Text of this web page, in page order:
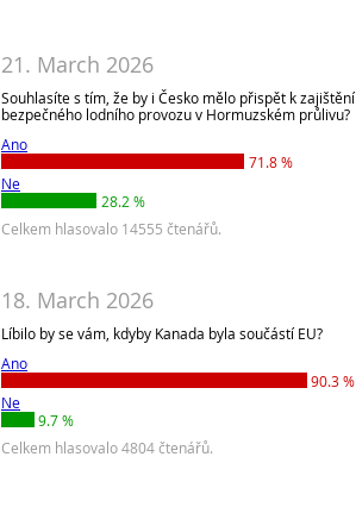
21. March 2026
Souhlasíte s tím, že by i Česko mělo přispět k zajištění
bezpečného lodního provozu v Hormuzském průlivu?
Ano
71.8 %
Ne
28.2 %
Celkem hlasovalo 14555 čtenářů.
18. March 2026
Líbilo by se vám, kdyby Kanada byla součástí EU?
Ano
90.3 %
Ne
9.7 %
Celkem hlasovalo 4804 čtenářů.